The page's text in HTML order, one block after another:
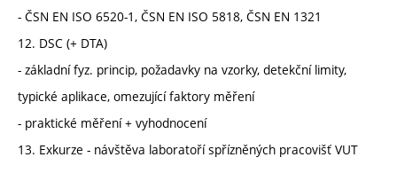
- ČSN EN ISO 6520-1, ČSN EN ISO 5818, ČSN EN 1321
12. DSC (+ DTA)
- základní fyz. princip, požadavky na vzorky, detekční limity,
typické aplikace, omezující faktory měření
- praktické měření + vyhodnocení
13. Exkurze - návštěva laboratoří spřízněných pracovišť VUT